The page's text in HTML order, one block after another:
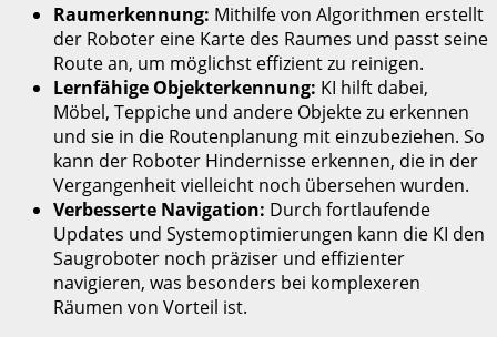
Raumerkennung: Mithilfe von Algorithmen erstellt
der Roboter eine Karte des Raumes und passt seine
Route an, um möglichst effizient zu reinigen.
Lernfähige Objekterkennung: KI hilft dabei,
Möbel, Teppiche und andere Objekte zu erkennen
und sie in die Routenplanung mit einzubeziehen. So
kann der Roboter Hindernisse erkennen, die in der
Vergangenheit vielleicht noch übersehen wurden.
Verbesserte Navigation: Durch fortlaufende
Updates und Systemoptimierungen kann die KI den
Saugroboter noch präziser und effizienter
navigieren, was besonders bei komplexeren
Räumen von Vorteil ist.